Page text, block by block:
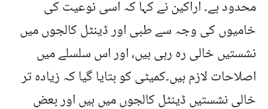
محدود ہے۔ اراکین نے کہا کہ اسی نوعیت کی
خامیوں کی وجہ سے طبی اور ڈینٹل کالجوں میں
نشستیں خالی رہ رہی ہیں، اور اس سلسلے میں
اصلاحات لازم ہیں۔کمیٹی کو بتایا گیا کہ زیادہ تر
خالی نشستیں ڈینٹل کالجوں میں ہیں اور بعض